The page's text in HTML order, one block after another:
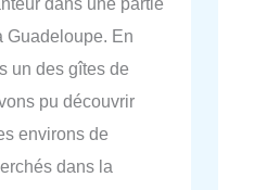
Guadeloupe. En
un des gîtes de
pu découvrir
environs de
dans la